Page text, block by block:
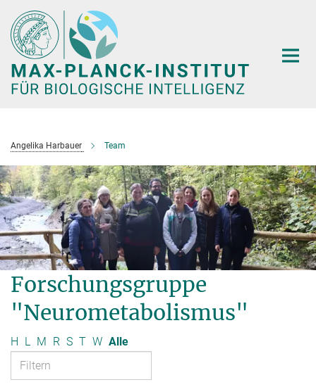
Hauptinhalt
Angelika Harbauer Team
Forschungsgruppe
"Neurometabolismus"
H L M R S T W Alle